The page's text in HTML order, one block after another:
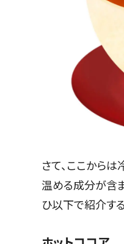
さて、ここから
温める成分が含
ひ以下で紹介す